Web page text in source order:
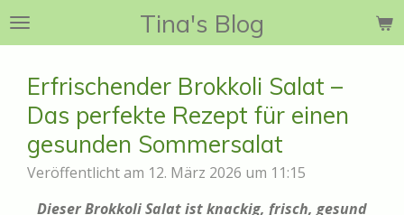
Zum
Tina's Blog
Erfrischender Brokkoli Salat –
Das perfekte Rezept für einen
gesunden Sommersalat
Veröffentlicht am 12. März 2026 um 11:15
Dieser Brokkoli Salat ist knackig, frisch, gesund